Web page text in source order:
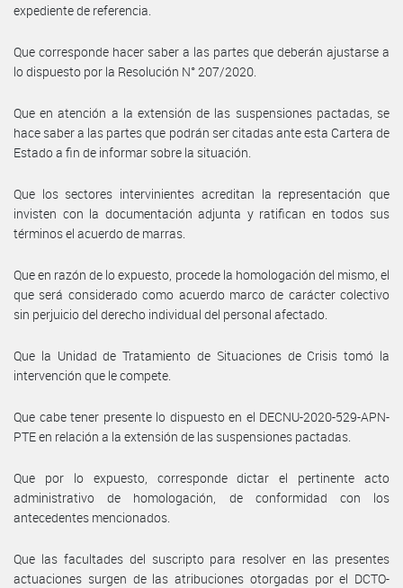
expediente de referencia.
Que corresponde hacer saber a las partes que deberán ajustarse a
lo dispuesto por la Resolución N° 207/2020.
Que en atención a la extensión de las suspensiones pactadas, se
hace saber a las partes que podrán ser citadas ante esta Cartera de
Estado a fin de informar sobre la situación.
Que los sectores intervinientes acreditan la representación que
invisten con la documentación adjunta y ratifican en todos sus
términos el acuerdo de marras.
Que en razón de lo expuesto, procede la homologación del mismo, el
que será considerado como acuerdo marco de carácter colectivo
sin perjuicio del derecho individual del personal afectado.
Que la Unidad de Tratamiento de Situaciones de Crisis tomó la
intervención que le compete.
Que cabe tener presente lo dispuesto en el DECNU-2020-529-APN-
PTE en relación a la extensión de las suspensiones pactadas.
Que por lo expuesto, corresponde dictar el pertinente acto
administrativo de homologación, de conformidad con los
antecedentes mencionados.
Que las facultades del suscripto para resolver en las presentes
actuaciones surgen de las atribuciones otorgadas por el DCTO-